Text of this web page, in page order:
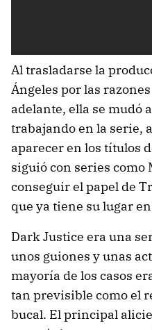
Al trasladarse la
Ángeles por las
adelante, ella se mudó
trabajando en la serie,
aparecer en los títulos
siguió con series como
conseguir el papel de
que ya tiene su lugar
Dark Justice era una
unos guiones y unas
mayoría de los casos
tan previsible como el
bucal. El principal